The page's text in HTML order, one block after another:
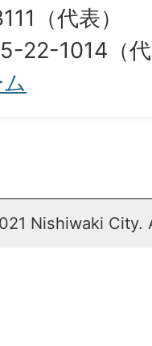
（代表）
22-1014（
Nishiwaki City.